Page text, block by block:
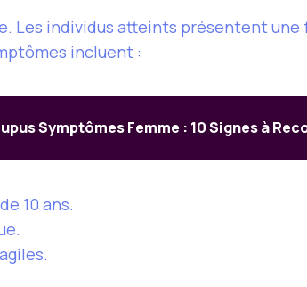
Les individus atteints présentent
incluent :
Symptômes Femme : 10 Signes à
10 ans.